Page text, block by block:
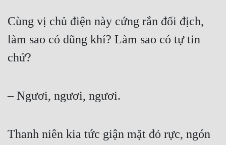
Thanh Xuân
Tiểu Thuyết
Triều Đấu
Cùng vị chủ điện này cứng rắn đối địch,
làm sao có dũng khí? Làm sao có tự tin
chứ?
– Ngươi, ngươi, ngươi.
Thanh niên kia tức giận mặt đỏ rực, ngón